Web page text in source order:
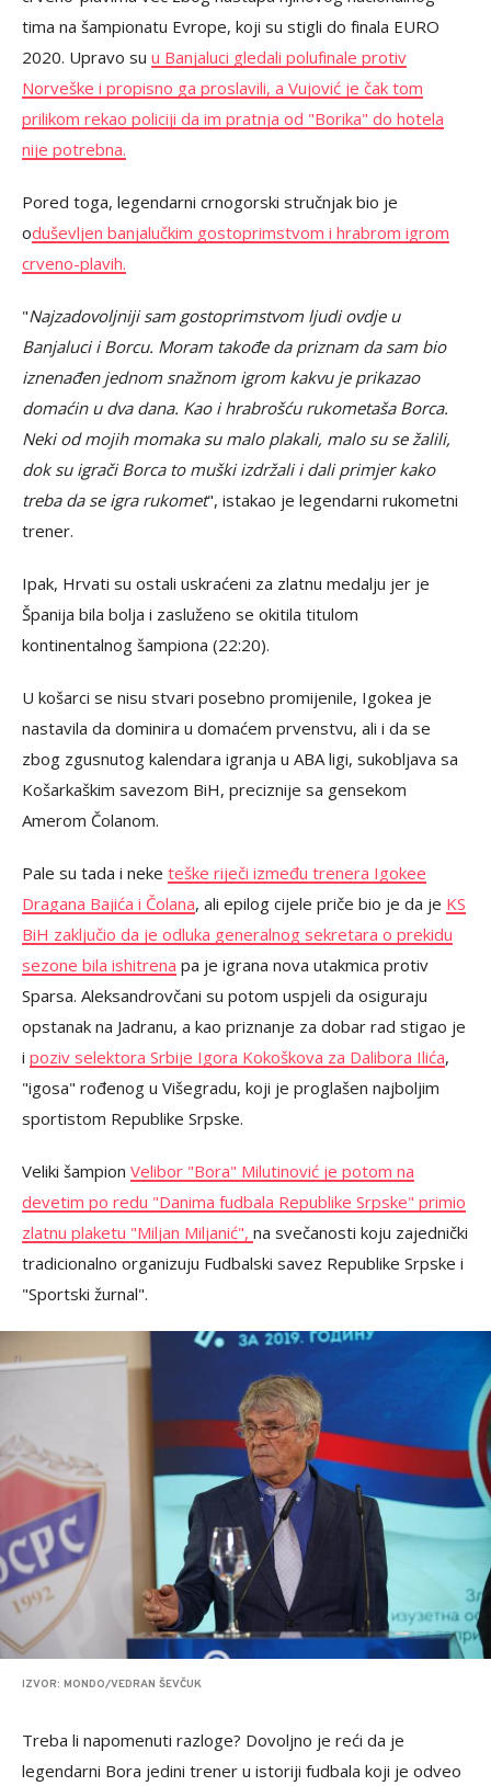
tima na šampionatu Evrope, koji su stigli do finala EURO
2020. Upravo su u Banjaluci gledali polufinale protiv
Norveške i propisno ga proslavili, a Vujović je čak tom
prilikom rekao policiji da im pratnja od "Borika" do hotela
nije potrebna.
Pored toga, legendarni crnogorski stručnjak bio je
oduševljen banjalučkim gostoprimstvom i hrabrom igrom
crveno-plavih.
"Najzadovoljniji sam gostoprimstvom ljudi ovdje u
Banjaluci i Borcu. Moram takođe da priznam da sam bio
iznenađen jednom snažnom igrom kakvu je prikazao
domaćin u dva dana. Kao i hrabrošću rukometaša Borca.
Neki od mojih momaka su malo plakali, malo su se žalili,
dok su igrači Borca to muški izdržali i dali primjer kako
treba da se igra rukomet", istakao je legendarni rukometni
trener.
Ipak, Hrvati su ostali uskraćeni za zlatnu medalju jer je
Španija bila bolja i zasluženo se okitila titulom
kontinentalnog šampiona (22:20).
U košarci se nisu stvari posebno promijenile, Igokea je
nastavila da dominira u domaćem prvenstvu, ali i da se
zbog zgusnutog kalendara igranja u ABA ligi, sukobljava sa
Košarkaškim savezom BiH, preciznije sa gensekom
Amerom Čolanom.
Pale su tada i neke teške riječi između trenera Igokee
Dragana Bajića i Čolana, ali epilog cijele priče bio je da je KS
BiH zaključio da je odluka generalnog sekretara o prekidu
sezone bila ishitrena pa je igrana nova utakmica protiv
Sparsa. Aleksandrovčani su potom uspjeli da osiguraju
opstanak na Jadranu, a kao priznanje za dobar rad stigao je
i poziv selektora Srbije Igora Kokoškova za Dalibora Ilića,
"igosa" rođenog u Višegradu, koji je proglašen najboljim
sportistom Republike Srpske.
Veliki šampion Velibor "Bora" Milutinović je potom na
devetim po redu "Danima fudbala Republike Srpske" primio
zlatnu plaketu "Miljan Miljanić", na svečanosti koju zajednički
tradicionalno organizuju Fudbalski savez Republike Srpske i
"Sportski žurnal".
IZVOR: MONDO/VEDRAN ŠEVČUK
Treba li napomenuti razloge? Dovoljno je reći da je
legendarni Bora jedini trener u istoriji fudbala koji je odveo